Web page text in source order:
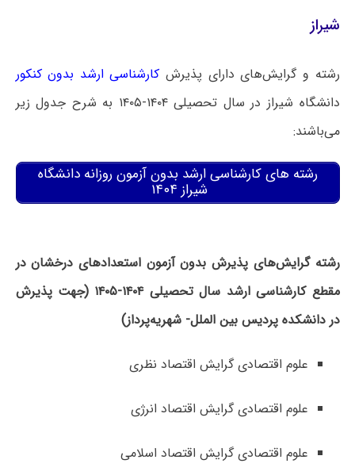
شیراز
رشته و گرایش‌های دارای پذیرش کارشناسی ارشد بدون کنکور
دانشگاه شیراز در سال تحصیلی ۱۴۰۴-۱۴۰۵ به شرح جدول زیر
می‌باشند:
رشته های کارشناسی ارشد بدون آزمون روزانه دانشگاه
شیراز ۱۴۰۴
رشته گرایش‌های پذیرش بدون آزمون استعدادهای درخشان در
مقطع کارشناسی ارشد سال تحصیلی ۱۴۰۴-۱۴۰۵ (جهت پذیرش
در دانشکده پردیس بین الملل- شهریه‌پرداز)
علوم اقتصادی گرایش اقتصاد نظری
علوم اقتصادی گرایش اقتصاد انرژی
علوم اقتصادی گرایش اقتصاد اسلامی